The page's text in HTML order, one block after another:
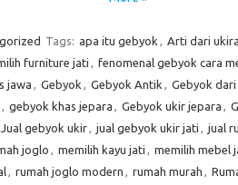
Tags: apa itu gebyok , Arti dari
furniture jati , fenomenal gebyok cara
jawa , Gebyok , Gebyok Antik , Gebyok
, gebyok khas jepara , Gebyok ukir jepara ,
Jual gebyok ukir, jual gebyok ukir jati , jual
joglo , memilih kayu jati , memilih mebel
, rumah joglo modern , rumah murah ,